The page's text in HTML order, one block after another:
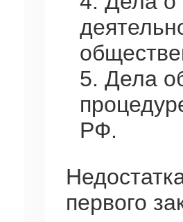
5. Дела
РФ.
первого